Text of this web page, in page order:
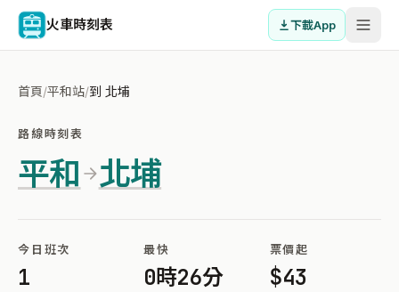
火車時刻表 下載App
首頁/平和站/到 北埔
路線時刻表
平和 北埔
今日班次
1
最快
0時26分
票價起
$43